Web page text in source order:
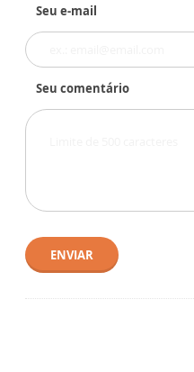
Seu e-mail
Seu comentário
ENVIAR